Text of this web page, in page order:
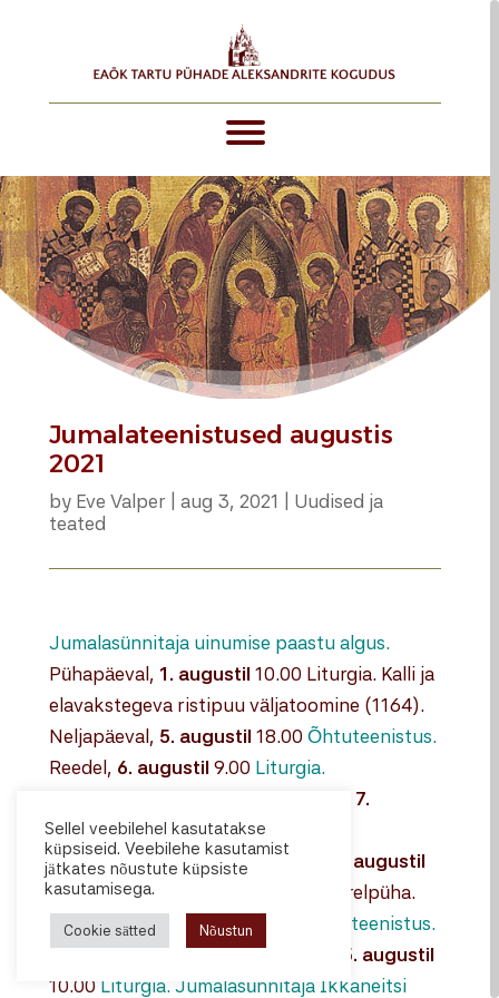
Jumalateenistused augustis
2021
by Eve Valper aug 3, 2021
Uudised ja
teated
​Jumalasünnitaja uinumise paastu algus.
Pühapäeval, 1. augustil 10.00 Liturgia. Kalli ja
elavakstegeva ristipuu väljatoomine (1164).
Neljapäeval, 5. augustil 18.00 Õhtuteenistus.
Reedel, 6. augustil 9.00 Liturgia.
7.
augustil18.00 Õhtuteenistus.
Hommikuteenistus. Pühapäeval,
8. augustil
10.00 Liturgia. Issandamuutmise järelpüha.
Laupäeval,14. augustil18.00
Õhtuteenistus.
Hommikuteenistus.Pühapäeval,
15. augustil
10.00 Liturgia. Jumalasünnitaja Ikkaneitsi
Sellel veebilehel kasutatakse
küpsiseid. Veebilehe kasutamist
jätkates nõustute küpsiste
kasutamisega.
Cookie sätted Nõustun